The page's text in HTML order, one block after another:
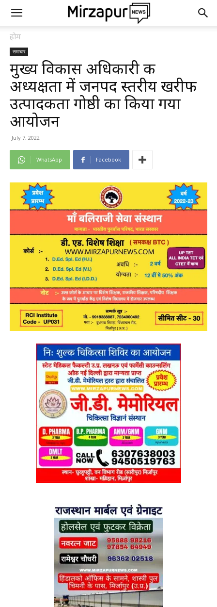
होम
समाचार
मुख्य विकास अधिकारी की
अध्यक्षता में जनपद स्तरीय खरीफ
उत्पादकता गोष्ठी का किया गया
आयोजन
July 7, 2022
WhatsApp Facebook